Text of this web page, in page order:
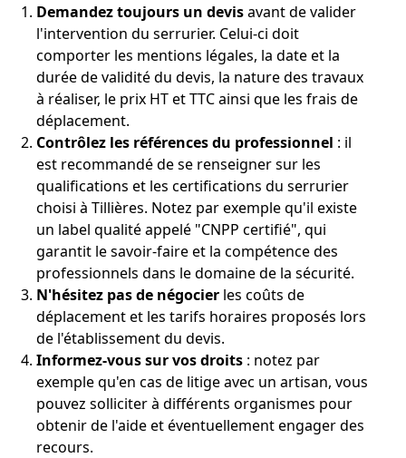
Demandez toujours un devisavant de valider
l'intervention du serrurier. Celui-ci doit
comporter les mentions légales, la date et la
durée de validité du devis, la nature des travaux
à réaliser, le prix HT et TTC ainsi que les frais de
déplacement.
Contrôlez les références du professionnel : il
est recommandé de se renseigner sur les
qualifications et les certifications du serrurier
choisi à Tillières. Notez par exemple qu'il existe
un label qualité appelé "CNPP certifié", qui
garantit le savoir-faire et la compétence des
professionnels dans le domaine de la sécurité.
N'hésitez pas de négocier les coûts de
déplacement et les tarifs horaires proposés lors
de l'établissement du devis.
Informez-vous sur vos droits : notez par
exemple qu'en cas de litige avec un artisan, vous
pouvez solliciter à différents organismes pour
obtenir de l'aide et éventuellement engager des
recours.